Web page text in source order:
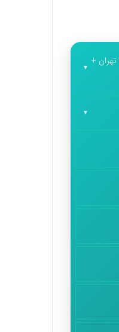
بهترین کلینیک های زیبایی در منطقه 1 تهران +